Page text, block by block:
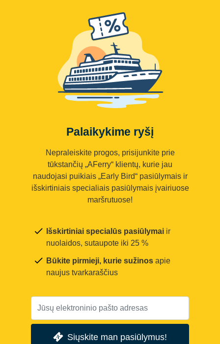
Palaikykime ryšį
Nepraleiskite progos, prisijunkite prie
tūkstančių „AFerry“ klientų, kurie jau
naudojasi puikiais „Early Bird“ pasiūlymais ir
išskirtiniais specialiais pasiūlymais įvairiuose
maršrutuose!
Išskirtiniai specialūs pasiūlymai ir
nuolaidos, sutaupote iki 25 %
Būkite pirmieji, kurie sužinos apie
naujus tvarkaraščius
Siųskite man pasiūlymus!